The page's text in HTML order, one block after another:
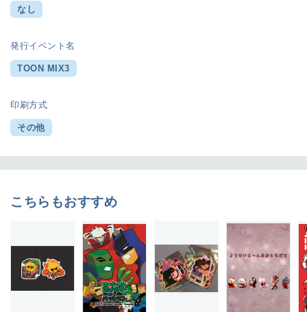
なし
発行イベント名
TOON MIX3
印刷方式
その他
こちらもおすすめ